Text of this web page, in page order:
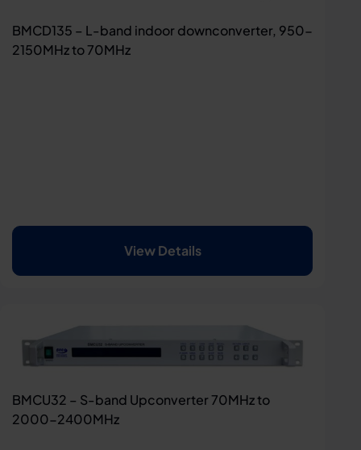
BMCD135 – L-band indoor downconverter, 950-
2150MHz to 70MHz
View Details
BMCU32 – S-band Upconverter 70MHz to
2000-2400MHz